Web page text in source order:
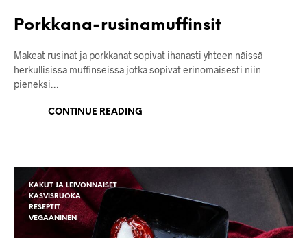
Porkkana-rusinamuffinsit
Makeat rusinat ja porkkanat sopivat ihanasti yhteen näissä
herkullisissa muffinseissa jotka sopivat erinomaisesti niin
pieneksi…
CONTINUE READING
KAKUT JA LEIVONNAISET
KASVISRUOKA
RESEPTIT
VEGAANINEN